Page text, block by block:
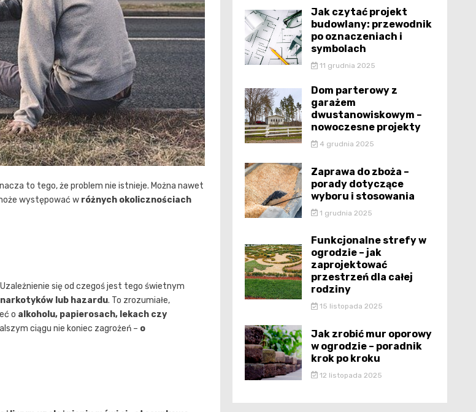
to tego, że problem nie istnieje. Można nawet
występować w różnych okolicznościach
się od czegoś jest tego świetnym
narkotyków lub hazardu. To zrozumiałe,
o alkoholu, papierosach, lekach czy
ciągu nie koniec zagrożeń – o
Jak czytać projekt
budowlany: przewodnik
po oznaczeniach i
symbolach
11 grudnia 2025
Dom parterowy z
garażem
dwustanowiskowym –
nowoczesne projekty
4 grudnia 2025
Zaprawa do zboża –
porady dotyczące
wyboru i stosowania
1 grudnia 2025
Funkcjonalne strefy w
ogrodzie – jak
zaprojektować
przestrzeń dla całej
rodziny
15 listopada 2025
Jak zrobić mur oporowy
w ogrodzie – poradnik
krok po kroku
12 listopada 2025